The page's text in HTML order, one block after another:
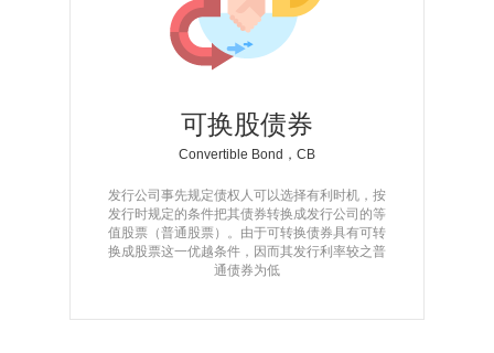
可换股债券
Convertible Bond，CB
发行公司事先规定债权人可以选择有利时机，按
发行时规定的条件把其债券转换成发行公司的等
值股票（普通股票）。由于可转换债券具有可转
换成股票这一优越条件，因而其发行利率较之普
通债券为低